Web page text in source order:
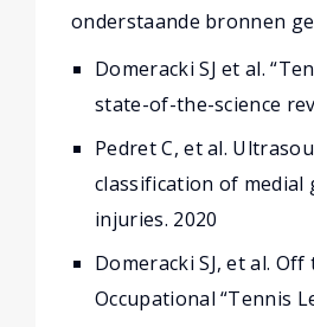
onderstaande bronnen
Domeracki SJ et al.
state-of-the-science
Pedret C, et al.
classification of medial
injuries. 2020
Domeracki SJ, et al.
Occupational “Tennis